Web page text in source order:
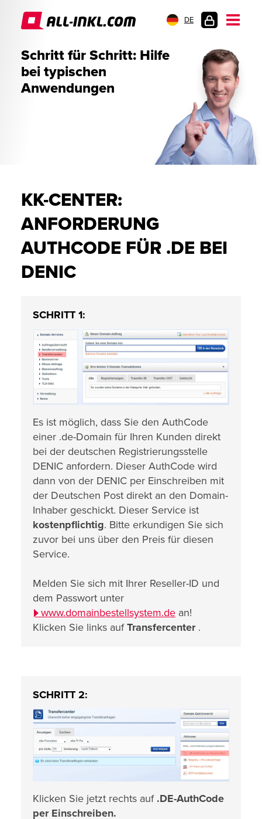
DE
Schritt für Schritt: Hilfe
bei typischen
Anwendungen
KK-CENTER:
ANFORDERUNG
AUTHCODE FÜR .DE BEI
DENIC
SCHRITT 1:
Es ist möglich, dass Sie den AuthCode
einer .de-Domain für Ihren Kunden direkt
bei der deutschen Registrierungsstelle
DENIC anfordern. Dieser AuthCode wird
dann von der DENIC per Einschreiben mit
der Deutschen Post direkt an den Domain-
Inhaber geschickt. Dieser Service ist
kostenpflichtig. Bitte erkundigen Sie sich
zuvor bei uns über den Preis für diesen
Service.
Melden Sie sich mit Ihrer Reseller-ID und
dem Passwort unter
www.domainbestellsystem.de an!
Klicken Sie links aufTransfercenter .
SCHRITT 2:
Klicken Sie jetzt rechts auf .DE-AuthCode
per Einschreiben.